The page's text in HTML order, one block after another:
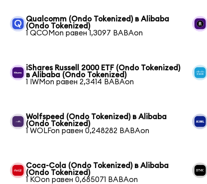
Qualcomm (Ondo Tokenized) в Alibaba
(Ondo Tokenized)
1 QCOMon равен 1,3097 BABAon
iShares Russell 2000 ETF (Ondo Tokenized)
в Alibaba (Ondo Tokenized)
1 IWMon равен 2,3414 BABAon
Wolfspeed (Ondo Tokenized) в Alibaba
(Ondo Tokenized)
1 WOLFon равен 0,248282 BABAon
Coca-Cola (Ondo Tokenized) в Alibaba
(Ondo Tokenized)
1 KOon равен 0,685071 BABAon